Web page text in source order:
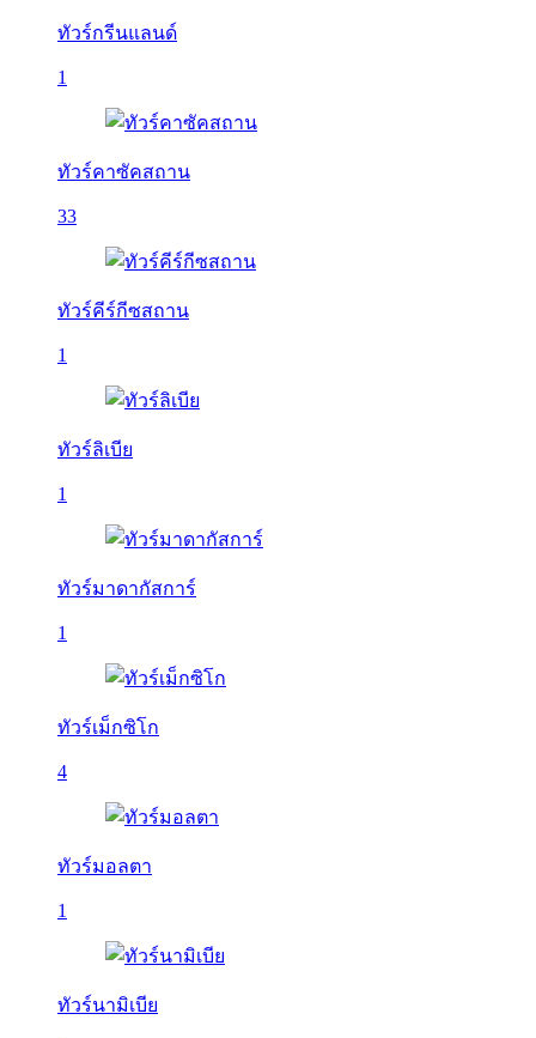
ทัวร์กรีนแลนด์
1
ทัวร์คาซัคสถาน
33
ทัวร์คีร์กีซสถาน
1
ทัวร์ลิเบีย
1
ทัวร์มาดากัสการ์
1
ทัวร์เม็กซิโก
4
ทัวร์มอลตา
1
ทัวร์นามิเบีย